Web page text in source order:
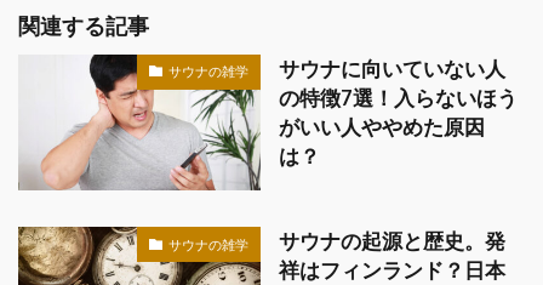
関連する記事
サウナの雑学
サウナに向いていない人
の特徴7選！入らないほう
がいい人ややめた原因
は？
サウナの雑学
サウナの起源と歴史。発
祥はフィンランド？日本